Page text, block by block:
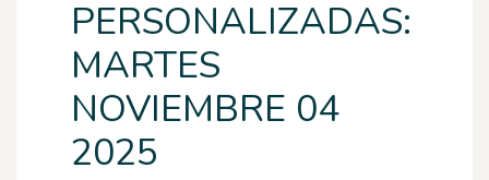
PERSONALIZADAS:
MARTES
NOVIEMBRE 04
2025